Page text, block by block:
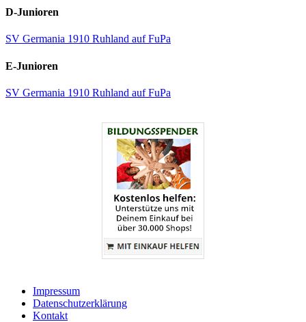
D-Junioren
SV Germania 1910 Ruhland auf FuPa
E-Junioren
SV Germania 1910 Ruhland auf FuPa
Impressum
Datenschutzerklärung
Kontakt